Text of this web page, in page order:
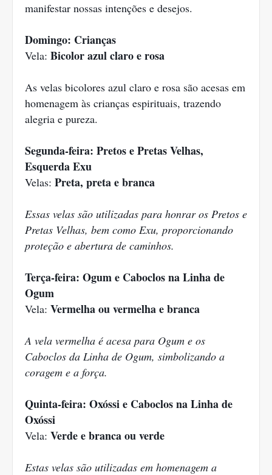
manifestar nossas intenções e desejos.
Domingo: Crianças
Vela: Bicolor azul claro e rosa
As velas bicolores azul claro e rosa são acesas em
homenagem às crianças espirituais, trazendo
alegria e pureza.
Segunda-feira: Pretos e Pretas Velhas,
Esquerda Exu
Velas: Preta, preta e branca
Essas velas são utilizadas para honrar os Pretos e
Pretas Velhas, bem como Exu, proporcionando
proteção e abertura de caminhos.
Terça-feira: Ogum e Caboclos na Linha de
Ogum
Vela: Vermelha ou vermelha e branca
A vela vermelha é acesa para Ogum e os
Caboclos da Linha de Ogum, simbolizando a
coragem e a força.
Quinta-feira: Oxóssi e Caboclos na Linha de
Oxóssi
Vela: Verde e branca ou verde
Estas velas são utilizadas em homenagem a